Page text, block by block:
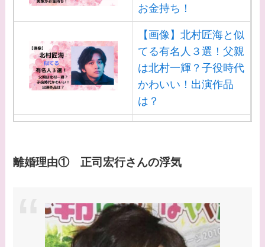
【画像】野呂佳代と似
てる有名人３選！AKB
時代痩せていた？旦那
との馴れ初めは？
【画像】柴咲コウと似
てる女優３選！結婚し
て旦那がいる？北海道
【画像】中谷美紀と似
のきっかけ・効果は？
お金持ち！
【画像】北村匠海と似
てる有名人３選！父親
は北村一輝？子役時代
かわいい！出演作品
は？
郎との関係は？ジャニ
【画像】山田裕貴の家
系図・家族構成は？嫁
西野七瀬との馴れ初め
離婚理由① 正司宏行さんの浮気